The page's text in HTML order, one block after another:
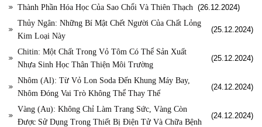
Thành Phần Hóa Học Của Sao Chổi Và Thiên Thạch (26.12.2024)
Thủy Ngân: Những Bí Mật Chết Người Của Chất Lỏng
Kim Loại Này
(25.12.2024)
Chitin: Một Chất Trong Vỏ Tôm Có Thể Sản Xuất
Nhựa Sinh Học Thân Thiện Môi Trường
(25.12.2024)
Nhôm (Al): Từ Vỏ Lon Soda Đến Khung Máy Bay,
Nhôm Đóng Vai Trò Không Thể Thay Thế
(24.12.2024)
Vàng (Au): Không Chỉ Làm Trang Sức, Vàng Còn
Được Sử Dụng Trong Thiết Bị Điện Tử Và Chữa Bệnh
(24.12.2024)